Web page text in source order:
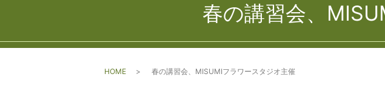
春の講習会、
HOME 春の講習会、MISUMIフラワースタジオ主催